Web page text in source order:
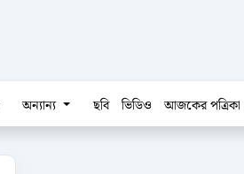
অন্যান্য ছবি ভিডিও আজকের পত্রিকা